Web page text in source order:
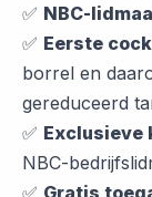
✅ NBC-
✅ Eerste
borrel en
gereduceerd
✅ Exclusieve
NBC-
✅ Gratis